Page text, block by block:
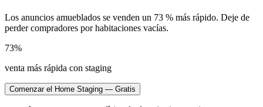
Los anuncios amueblados se venden un 73 % más rápido. Deje de
perder compradores por habitaciones vacías.
73%
venta más rápida con staging
Comenzar el Home Staging — Gratis